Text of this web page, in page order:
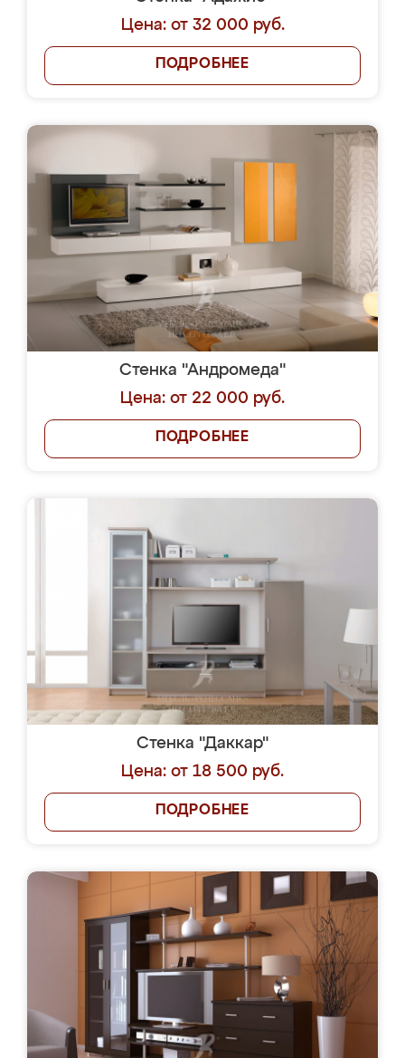
Цена: от 32 000 руб.
ПОДРОБНЕЕ
Стенка "Андромеда"
Цена: от 22 000 руб.
ПОДРОБНЕЕ
Стенка "Даккар"
Цена: от 18 500 руб.
ПОДРОБНЕЕ